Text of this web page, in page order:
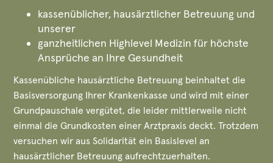
kassenüblicher, hausärztlicher Betreuung und
unserer
ganzheitlichen Highlevel Medizin für höchste
Ansprüche an Ihre Gesundheit
Kassenübliche hausärztliche Betreuung beinhaltet die
Basisversorgung Ihrer Krankenkasse und wird mit einer
Grundpauschale vergütet, die leider mittlerweile nicht
einmal die Grundkosten einer Arztpraxis deckt. Trotzdem
versuchen wir aus Solidarität ein Basislevel an
hausärztlicher Betreuung aufrechtzuerhalten.